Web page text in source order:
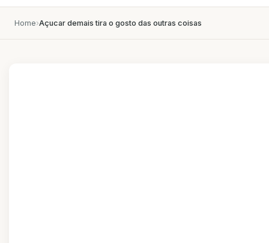
Home›Açucar demais tira o gosto das outras coisas